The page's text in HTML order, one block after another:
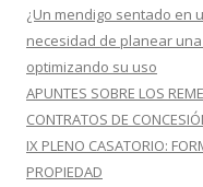
¿Un mendigo sentado en
necesidad de planear
optimizando su uso
APUNTES SOBRE LOS
CONTRATOS DE
IX PLENO CASATORIO:
PROPIEDAD